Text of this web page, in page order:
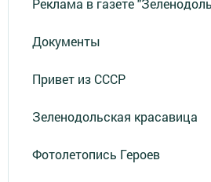
Документы
Привет из СССР
Зеленодольская красавица
Фотолетопись Героев